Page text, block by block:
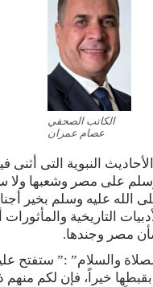
الكاتب الصحفي
عصام عمران
النبوية التى أثنى
على مصر وشعبها ولا
الله عليه وسلم بخير
التاريخية
مصر وجندها.
والسلام” :” ستفتح
خيراً، فإن لكم منهم